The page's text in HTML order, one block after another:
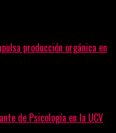
producción orgánica en
de Psicología en la UCV